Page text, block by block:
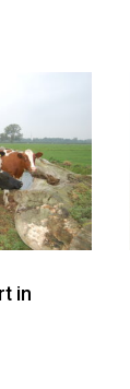
in